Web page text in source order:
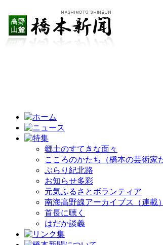
郷土のすてきな面々
こころのかたち（橋本の芸術家
ぶらり紀北路
お知らせ多彩
元気ふるさとボランティア
南海高野線アーカイブス（連載）
首長に聴く
はだか談義